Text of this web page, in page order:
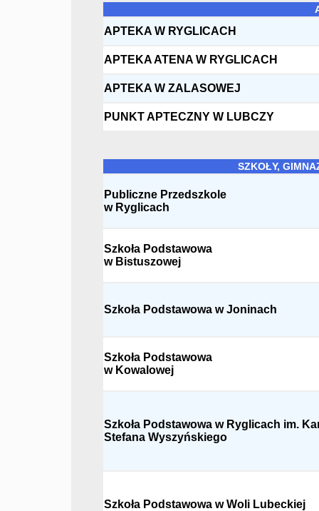
APTEKA W RYGLICACH
APTEKA ATENA W RYGLICACH
APTEKA W ZALASOWEJ
PUNKT APTECZNY W LUBCZY
SZKOŁY,
Publiczne Przedszkole
w Ryglicach
Szkoła Podstawowa
w Bistuszowej
Szkoła Podstawowa w Joninach
Szkoła Podstawowa
w Kowalowej
Szkoła Podstawowa w Ryglicach im.
Stefana Wyszyńskiego
Szkoła Podstawowa w Woli Lubeckiej